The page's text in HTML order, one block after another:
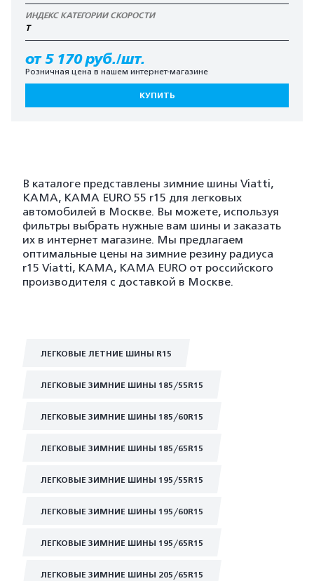
ИНДЕКС КАТЕГОРИИ СКОРОСТИ
T
от 5 170 руб./шт.
Розничная цена в нашем интернет-магазине
КУПИТЬ
В каталоге представлены зимние шины Viatti,
KAMA, KAMA EURO 55 r15 для легковых
автомобилей в Москве. Вы можете, используя
фильтры выбрать нужные вам шины и заказать
их в интернет магазине. Мы предлагаем
оптимальные цены на зимние резину радиуса
r15 Viatti, KAMA, KAMA EURO от российского
производителя с доставкой в Москве.
ЛЕГКОВЫЕ ЛЕТНИЕ ШИНЫ R15
ЛЕГКОВЫЕ ЗИМНИЕ ШИНЫ 185/55R15
ЛЕГКОВЫЕ ЗИМНИЕ ШИНЫ 185/60R15
ЛЕГКОВЫЕ ЗИМНИЕ ШИНЫ 185/65R15
ЛЕГКОВЫЕ ЗИМНИЕ ШИНЫ 195/55R15
ЛЕГКОВЫЕ ЗИМНИЕ ШИНЫ 195/60R15
ЛЕГКОВЫЕ ЗИМНИЕ ШИНЫ 195/65R15
ЛЕГКОВЫЕ ЗИМНИЕ ШИНЫ 205/65R15